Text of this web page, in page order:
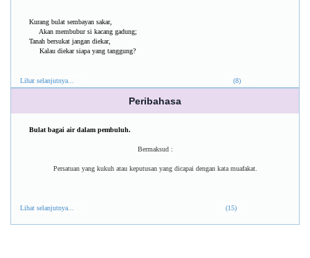
Kurang bulat sembayan sakar,
Akan membubur si kacang gadung;
Tanah bersukat jangan diekar,
Kalau diekar siapa yang tanggung?
Lihat selanjutnya... (8)
Peribahasa
Bulat bagai air dalam pembuluh.
Bermaksud :
Persatuan yang kukuh atau keputusan yang dicapai dengan kata muafakat.
Lihat selanjutnya... (15)